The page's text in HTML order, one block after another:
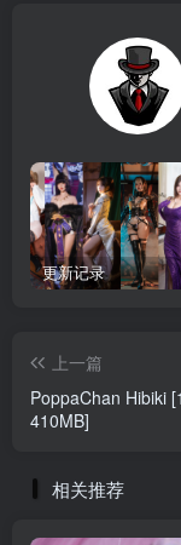
更新记录
上一篇
PoppaChan Hibiki
410MB]
相关推荐